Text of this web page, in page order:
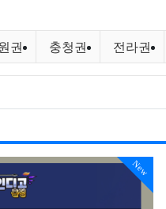
낚시 포인트
권 충청권 전라권
New